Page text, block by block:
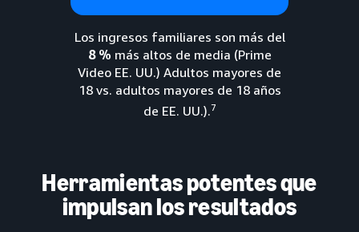
Los ingresos familiares son más del
8 % más altos de media (Prime
Video EE. UU.) Adultos mayores de
18 vs. adultos mayores de 18 años
de EE. UU.).7
Herramientas potentes que
impulsan los resultados